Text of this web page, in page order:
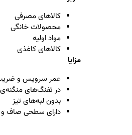
کالاهای مصرفی
محصولات خانگی
مواد اولیه
کالاهای کاغذی
مزایا
عمر سرویس و ضریب
در تفنگ‌های
بدون لبه‌های تیز
دارای سطحی صاف و